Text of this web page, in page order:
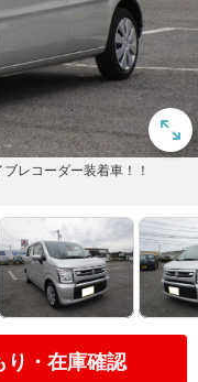
レコーダー装着車！！
り・在庫確認